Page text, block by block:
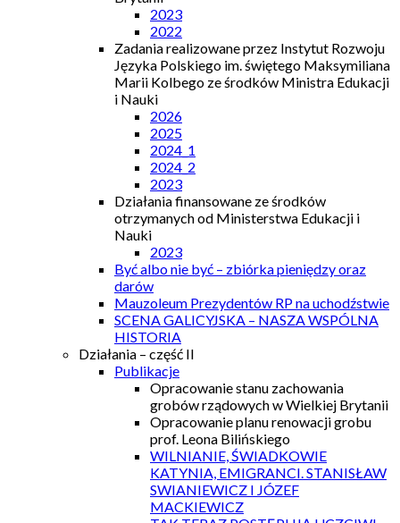
2023
2022
Zadania realizowane przez Instytut Rozwoju
Języka Polskiego im. świętego Maksymiliana
Marii Kolbego ze środków Ministra Edukacji
i Nauki
2026
2025
2024_1
2024_2
2023
Działania finansowane ze środków
otrzymanych od Ministerstwa Edukacji i
Nauki
2023
Być albo nie być – zbiórka pieniędzy oraz
darów
Mauzoleum Prezydentów RP na uchodźstwie
SCENA GALICYJSKA – NASZA WSPÓLNA
HISTORIA
Działania – część II
Publikacje
Opracowanie stanu zachowania
grobów rządowych w Wielkiej Brytanii
Opracowanie planu renowacji grobu
prof. Leona Bilińskiego
WILNIANIE, ŚWIADKOWIE
KATYNIA, EMIGRANCI. STANISŁAW
SWIANIEWICZ I JÓZEF
MACKIEWICZ